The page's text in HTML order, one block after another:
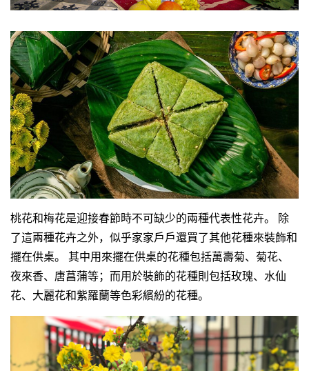
桃花和梅花是迎接春節時不可缺少的兩種代表性花卉。 除
了這兩種花卉之外，似乎家家戶戶還買了其他花種來裝飾和
擺在供桌。 其中用來擺在供桌的花種包括萬壽菊、菊花、
夜來香、唐菖蒲等；而用於裝飾的花種則包括玫瑰、水仙
花、大麗花和紫羅蘭等色彩繽紛的花種。